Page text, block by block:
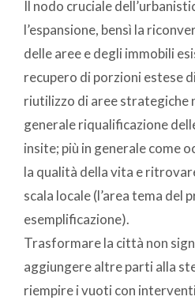
Il nodo cruciale
l’espansione, bensì la
delle aree e degli immobili
recupero di porzioni estese
riutilizzo di aree strategiche
generale riqualificazione
insite; più in generale come
la qualità della vita e
scala locale (l’area tema del
esemplificazione).
Trasformare la città non
aggiungere altre parti alla
riempire i vuoti con